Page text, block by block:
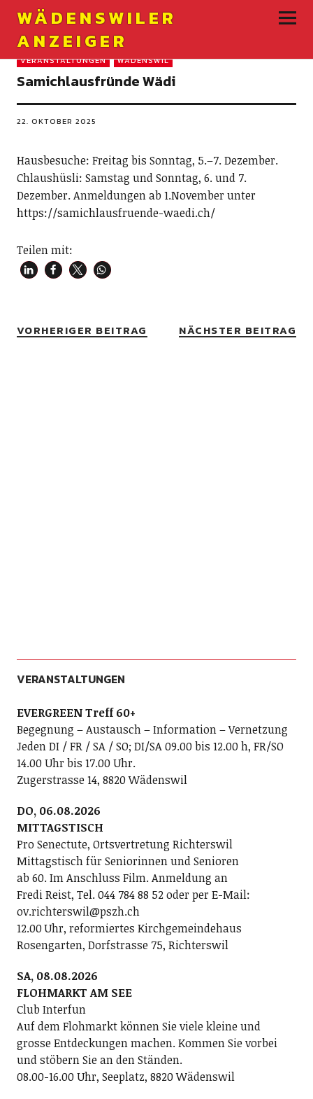
WÄDENSWILER
ANZEIGER
VERANSTALTUNGEN WÄDENSWIL
Samichlausfründe Wädi
22. OKTOBER 2025
Hausbesuche: Freitag bis Sonntag, 5.–7. Dezember.
Chlaushüsli: Samstag und Sonntag, 6. und 7.
Dezember. Anmeldungen ab 1.November unter
https://samichlausfruende-waedi.ch/
Teilen mit:
VORHERIGER BEITRAG NÄCHSTER BEITRAG
VERANSTALTUNGEN
EVERGREEN Treff 60+
Begegnung – Austausch – Information – Vernetzung
Jeden DI / FR / SA / SO; DI/SA 09.00 bis 12.00 h, FR/SO
14.00 Uhr bis 17.00 Uhr.
Zugerstrasse 14, 8820 Wädenswil
DO, 06.08.2026
MITTAGSTISCH
Pro Senectute, Ortsvertretung Richterswil
Mittagstisch für Seniorinnen und Senioren
ab 60. Im Anschluss Film. Anmeldung an
Fredi Reist, Tel. 044 784 88 52 oder per E-Mail:
ov.richterswil@pszh.ch
12.00 Uhr, reformiertes Kirchgemeindehaus
Rosengarten, Dorfstrasse 75, Richterswil
SA, 08.08.2026
FLOHMARKT AM SEE
Club Interfun
Auf dem Flohmarkt können Sie viele kleine und
grosse Entdeckungen machen. Kommen Sie vorbei
und stöbern Sie an den Ständen.
08.00-16.00 Uhr, Seeplatz, 8820 Wädenswil